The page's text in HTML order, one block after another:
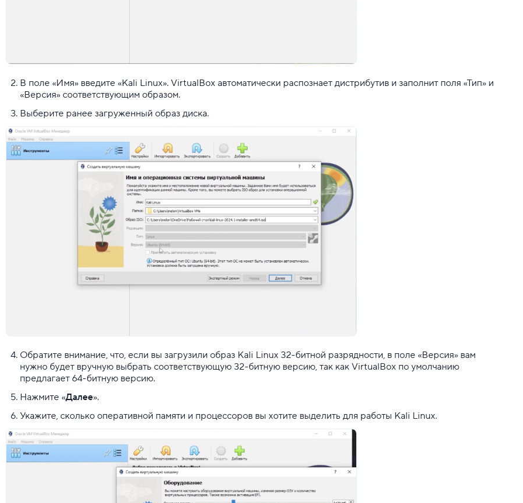
В поле «Имя» введите «Kali Linux». VirtualBox автоматически распознает дистрибутив и заполнит поля «Тип» и
«Версия» соответствующим образом.
Выберите ранее загруженный образ диска.
Обратите внимание, что, если вы загрузили образ Kali Linux 32-битной разрядности, в поле «Версия» вам
нужно будет вручную выбрать соответствующую 32-битную версию, так как VirtualBox по умолчанию
предлагает 64-битную версию.
Нажмите «Далее».
Укажите, сколько оперативной памяти и процессоров вы хотите выделить для работы Kali Linux.